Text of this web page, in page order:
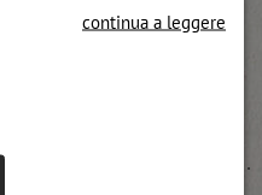
continua a leggere